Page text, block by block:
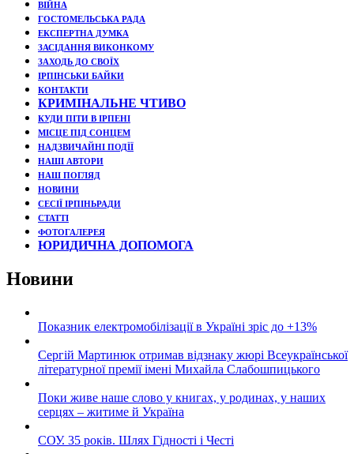
ВІЙНА
ГОСТОМЕЛЬСЬКА РАДА
ЕКСПЕРТНА ДУМКА
ЗАСІДАННЯ ВИКОНКОМУ
ЗАХОДЬ ДО СВОЇХ
ІРПІНСЬКИ БАЙКИ
КОНТАКТИ
КРИМІНАЛЬНЕ ЧТИВО
КУДИ ПІТИ В ІРПЕНІ
МІСЦЕ ПІД СОНЦЕМ
НАДЗВИЧАЙНІ ПОДЇЇ
НАШІ АВТОРИ
НАШ ПОГЛЯД
НОВИНИ
СЕСІЇ ІРПІНЬРАДИ
СТАТТІ
ФОТОГАЛЕРЕЯ
ЮРИДИЧНА ДОПОМОГА
Новини
Показник електромобілізації в Україні зріс до +13%
Сергій Мартинюк отримав відзнаку жюрі Всеукраїнської
літературної премії імені Михайла Слабошпицького
Поки живе наше слово у книгах, у родинах, у наших
серцях – житиме й Україна
СОУ. 35 років. Шлях Гідності і Честі